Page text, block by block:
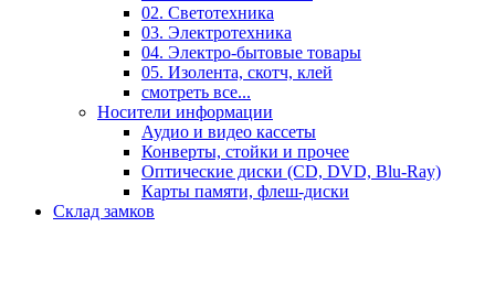
02. Светотехника
03. Электротехника
04. Электро-бытовые товары
05. Изолента, скотч, клей
смотреть все...
Носители информации
Аудио и видео кассеты
Конверты, стойки и прочее
Оптические диски (CD, DVD, Blu-Ray)
Карты памяти, флеш-диски
Склад замков